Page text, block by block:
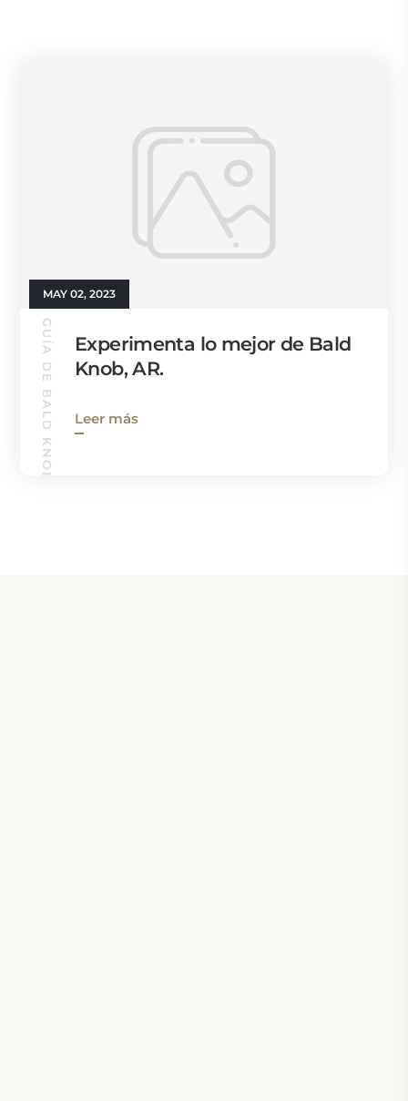
MAY 02, 2023
GUÍA DE BALD KNOB
Experimenta lo mejor de Bald
Knob, AR.
Leer más